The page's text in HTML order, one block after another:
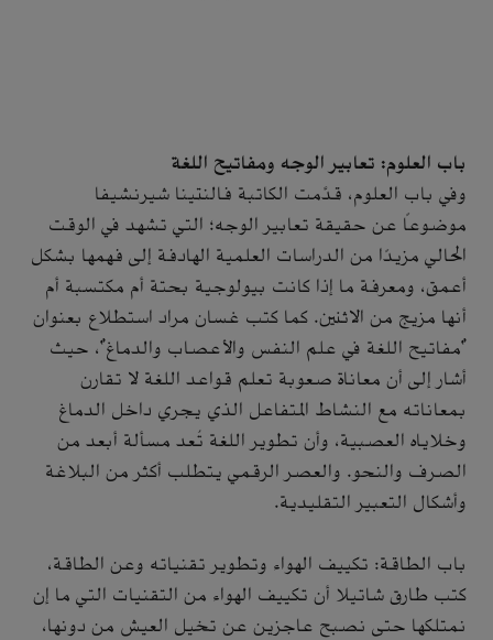
باب العلوم: تعابير الوجه ومفاتيح اللغة
وفي باب العلوم، قدَّمت الكاتبة فالنتينا شيرنشيفا
موضوعاً عن حقيقة تعابير الوجه؛ التي تشهد في الوقت
الحالي مزيدًا من الدراسات العلمية الهادفة إلى فهمها بشكل
أعمق، ومعرفة ما إذا كانت بيولوجية بحتة أم مكتسبة أم
أنها مزيج من الاثنين. كما كتب غسان مراد استطلاع بعنوان
"مفاتيح اللغة في علم النفس والأعصاب والدماغ"، حيث
أشار إلى أن معاناة صعوبة تعلم قواعد اللغة لا تقارن
بمعاناته مع النشاط المتفاعل الذي يجري داخل الدماغ
وخلاياه العصبية، وأن تطوير اللغة تُعد مسألة أبعد من
الصرف والنحو. والعصر الرقمي يتطلب أكثر من البلاغة
وأشكال التعبير التقليدية.
باب الطاقة: تكييف الهواء وتطوير تقنياته وعن الطاقة،
كتب طارق شاتيلا أن تكييف الهواء من التقنيات التي ما إن
نمتلكها حتى نصبح عاجزين عن تخيل العيش من دونها،